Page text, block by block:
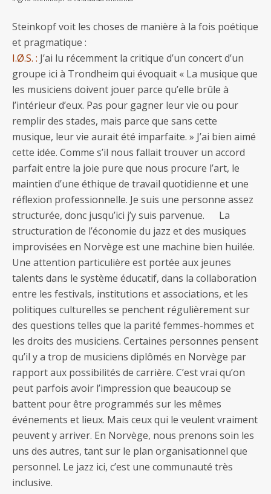
Steinkopf voit les choses de manière à la fois poétique
et pragmatique :
I.Ø.S. : J’ai lu récemment la critique d’un concert d’un
groupe ici à Trondheim qui évoquait « La musique que
les musiciens doivent jouer parce qu’elle brûle à
l’intérieur d’eux. Pas pour gagner leur vie ou pour
remplir des stades, mais parce que sans cette
musique, leur vie aurait été imparfaite. » J’ai bien aimé
cette idée. Comme s’il nous fallait trouver un accord
parfait entre la joie pure que nous procure l’art, le
maintien d’une éthique de travail quotidienne et une
réflexion professionnelle. Je suis une personne assez
structurée, donc jusqu’ici j’y suis parvenue. La
structuration de l’économie du jazz et des musiques
improvisées en Norvège est une machine bien huilée.
Une attention particulière est portée aux jeunes
talents dans le système éducatif, dans la collaboration
entre les festivals, institutions et associations, et les
politiques culturelles se penchent régulièrement sur
des questions telles que la parité femmes-hommes et
les droits des musiciens. Certaines personnes pensent
qu’il y a trop de musiciens diplômés en Norvège par
rapport aux possibilités de carrière. C’est vrai qu’on
peut parfois avoir l’impression que beaucoup se
battent pour être programmés sur les mêmes
événements et lieux. Mais ceux qui le veulent vraiment
peuvent y arriver. En Norvège, nous prenons soin les
uns des autres, tant sur le plan organisationnel que
personnel. Le jazz ici, c’est une communauté très
inclusive.